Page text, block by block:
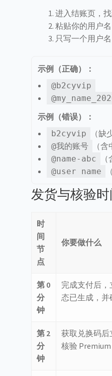
进入结账页，
粘贴你的用户名
只写一个用户
示例（正确）：
@b2cyvip
示例（错误）：
b2cyvip （缺
@我的账号 （含
@name-abc
@user name
发货与核验时
时
间
节
点
你要做什么
第 0
分
钟
完成支付后
态已生成，并
第 2
分
钟
获取兑换码后
核验 Premium